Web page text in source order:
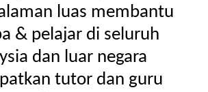
luas membantu
& pelajar di seluruh
dan luar negara
tutor dan guru